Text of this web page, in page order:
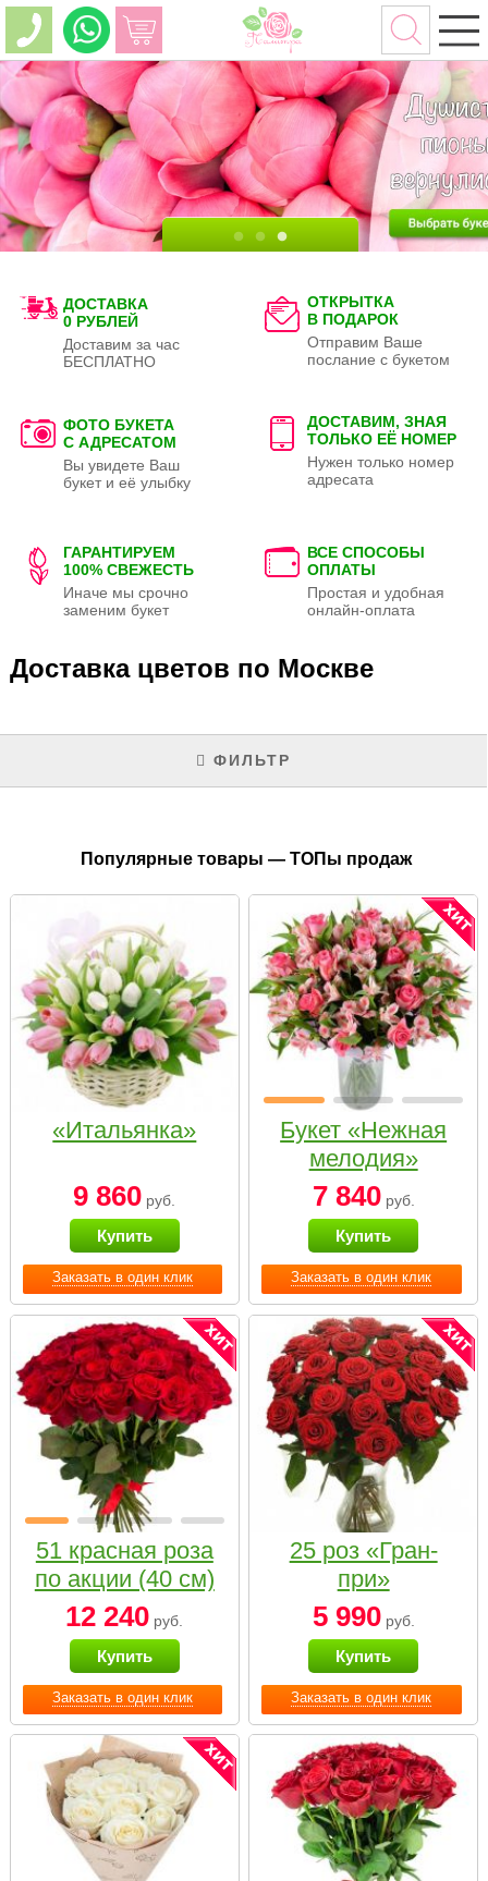
ДОСТАВКА
0 РУБЛЕЙ
Доставим за час
БЕСПЛАТНО
ОТКРЫТКА
В ПОДАРОК
Отправим Ваше
послание с букетом
ФОТО БУКЕТА
С АДРЕСАТОМ
Вы увидете Ваш
букет и её улыбку
ДОСТАВИМ, ЗНАЯ
ТОЛЬКО ЕЁ НОМЕР
Нужен только номер
адресата
ГАРАНТИРУЕМ
100% СВЕЖЕСТЬ
Иначе мы срочно
заменим букет
ВСЕ СПОСОБЫ
ОПЛАТЫ
Простая и удобная
онлайн-оплата
Доставка цветов по Москве
ФИЛЬТР
Популярные товары — ТОПы продаж
Заказать в один клик
«Итальянка»
9 860 руб.
Купить
Заказать в один клик
Букет «Нежная
мелодия»
7 840руб.
Купить
Заказать в один клик
51 красная роза
по акции (40 см)
12 240 руб.
Купить
Заказать в один клик
25 роз «Гран-
при»
5 990руб.
Купить